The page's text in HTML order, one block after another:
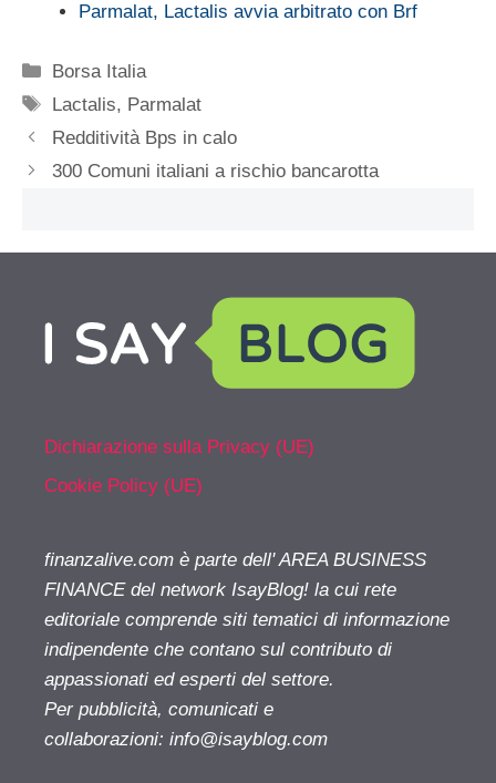
Parmalat, Lactalis avvia arbitrato con Brf
Categorie
Borsa Italia
Tag
Lactalis, Parmalat
Redditività Bps in calo
300 Comuni italiani a rischio bancarotta
Dichiarazione sulla Privacy (UE)
Cookie Policy (UE)
finanzalive.com è parte dell' AREA BUSINESS
FINANCE del network IsayBlog! la cui rete
editoriale comprende siti tematici di informazione
indipendente che contano sul contributo di
appassionati ed esperti del settore.
Per pubblicità, comunicati e
collaborazioni: info@isayblog.com